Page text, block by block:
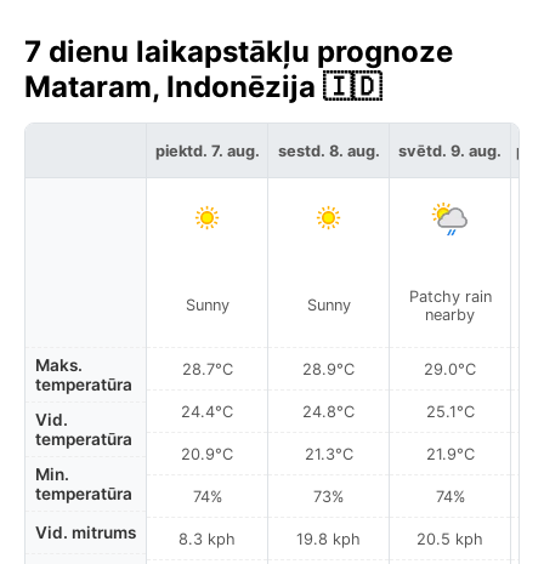
7 dienu laikapstākļu prognoze
Mataram, Indonēzija 🇮🇩
Maks.
temperatūra
Vid.
temperatūra
Min.
temperatūra
Vid. mitrums
piektd. 7. aug.
Sunny
28.7°C
24.4°C
20.9°C
74%
8.3 kph
sestd. 8. aug.
Sunny
28.9°C
24.8°C
21.3°C
73%
19.8 kph
svētd. 9. aug.
Patchy rain
nearby
29.0°C
25.1°C
21.9°C
74%
20.5 kph